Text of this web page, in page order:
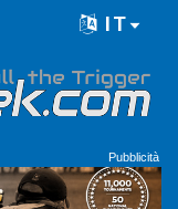
IT
Pubblicità